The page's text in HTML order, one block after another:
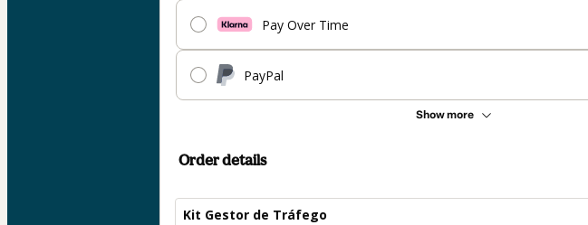
Pay Over Time
PayPal
Show more
Order details
Kit Gestor de Tráfego